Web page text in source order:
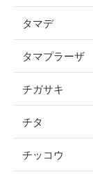
タマデ
タマプラーザ
チガサキ
チタ
チッコウ